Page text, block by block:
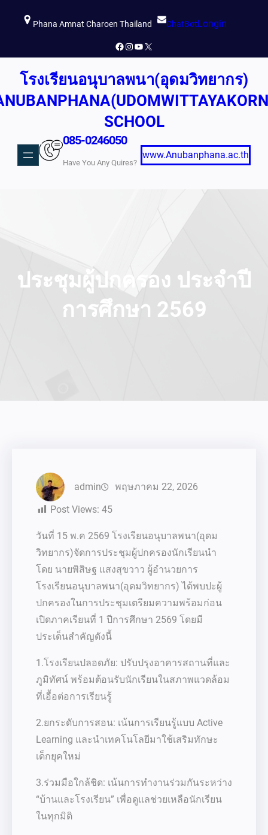
เนื้อหา
Phana Amnat Charoen Thailand ChatBotLongin
Facebook
Instagram
YouTube
X
โรงเรียนอนุบาลพนา(อุดมวิทยากร)
SCHOOL
085-0246050
Have You Any Quires?
www.Anubanphana.ac.th
ประชุมผู้ปกครอง ประจำปี
การศึกษา 2569
admin
พฤษภาคม 22, 2026
Post Views: 45
วันที่ 15 พ.ค 2569 โรงเรียนอนุบาลพนา(อุดม
วิทยากร)จัดการประชุมผู้ปกครองนักเรียนนำ
โดย นายพิสิษฐ แสงสุขวาว ผู้อำนวยการ
โรงเรียนอนุบาลพนา(อุดมวิทยากร) ได้พบปะผู้
ปกครองในการประชุมเตรียมความพร้อมก่อน
เปิดภาคเรียนที่ 1 ปีการศึกษา 2569 โดยมี
ประเด็นสำคัญดังนี้
1.โรงเรียนปลอดภัย: ปรับปรุงอาคารสถานที่และ
ภูมิทัศน์ พร้อมต้อนรับนักเรียนในสภาพแวดล้อม
ที่เอื้อต่อการเรียนรู้
2.ยกระดับการสอน: เน้นการเรียนรู้แบบ Active
Learning และนำเทคโนโลยีมาใช้เสริมทักษะ
เด็กยุคใหม่
3.ร่วมมือใกล้ชิด: เน้นการทำงานร่วมกันระหว่าง
“บ้านและโรงเรียน” เพื่อดูแลช่วยเหลือนักเรียน
ในทุกมิติ